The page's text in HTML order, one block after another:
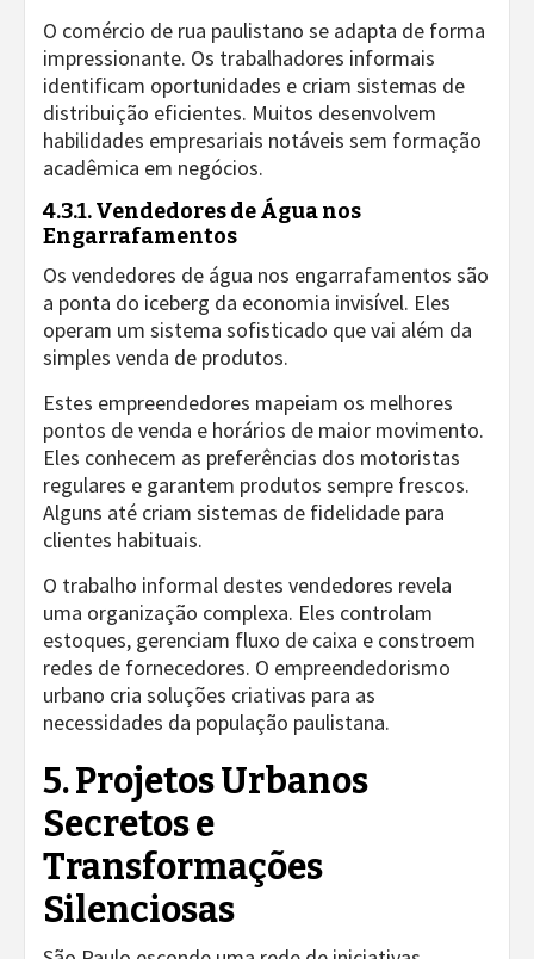
O comércio de rua paulistano se adapta de forma
impressionante. Os trabalhadores informais
identificam oportunidades e criam sistemas de
distribuição eficientes. Muitos desenvolvem
habilidades empresariais notáveis sem formação
acadêmica em negócios.
4.3.1. Vendedores de Água nos
Engarrafamentos
Os vendedores de água nos engarrafamentos são
a ponta do iceberg da economia invisível. Eles
operam um sistema sofisticado que vai além da
simples venda de produtos.
Estes empreendedores mapeiam os melhores
pontos de venda e horários de maior movimento.
Eles conhecem as preferências dos motoristas
regulares e garantem produtos sempre frescos.
Alguns até criam sistemas de fidelidade para
clientes habituais.
O trabalho informal destes vendedores revela
uma organização complexa. Eles controlam
estoques, gerenciam fluxo de caixa e constroem
redes de fornecedores. O empreendedorismo
urbano cria soluções criativas para as
necessidades da população paulistana.
5. Projetos Urbanos
Secretos e
Transformações
Silenciosas